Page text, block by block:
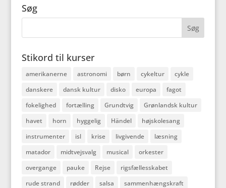
Søg
Stikord til kurser
amerikanerne astronomi børn cykeltur
cykle
danskere
dansk kultur disko europa
fagot
fokelighed
fortælling Grundtvig
Grønlandsk kultur
havet
horn hyggelig Händel
højskolesang
instrumenter
isl krise livgivende
læsning
matador
midtvejsvalg musical
orkester
overgange
pauke Rejse
rigsfællesskabet
rude strand
rødder salsa
sammenhængskraft